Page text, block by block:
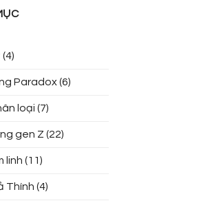
(4)
Paradox(6)
loại (7)
gen Z (22)
linh (11)
Thính (4)